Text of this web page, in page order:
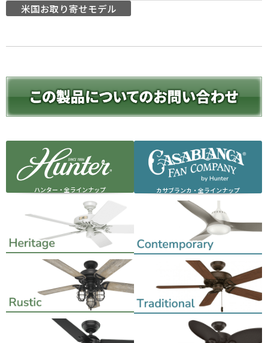
米国お取り寄せモデル
ハンター・全ラインナップ カサブランカ・全ラインナップ